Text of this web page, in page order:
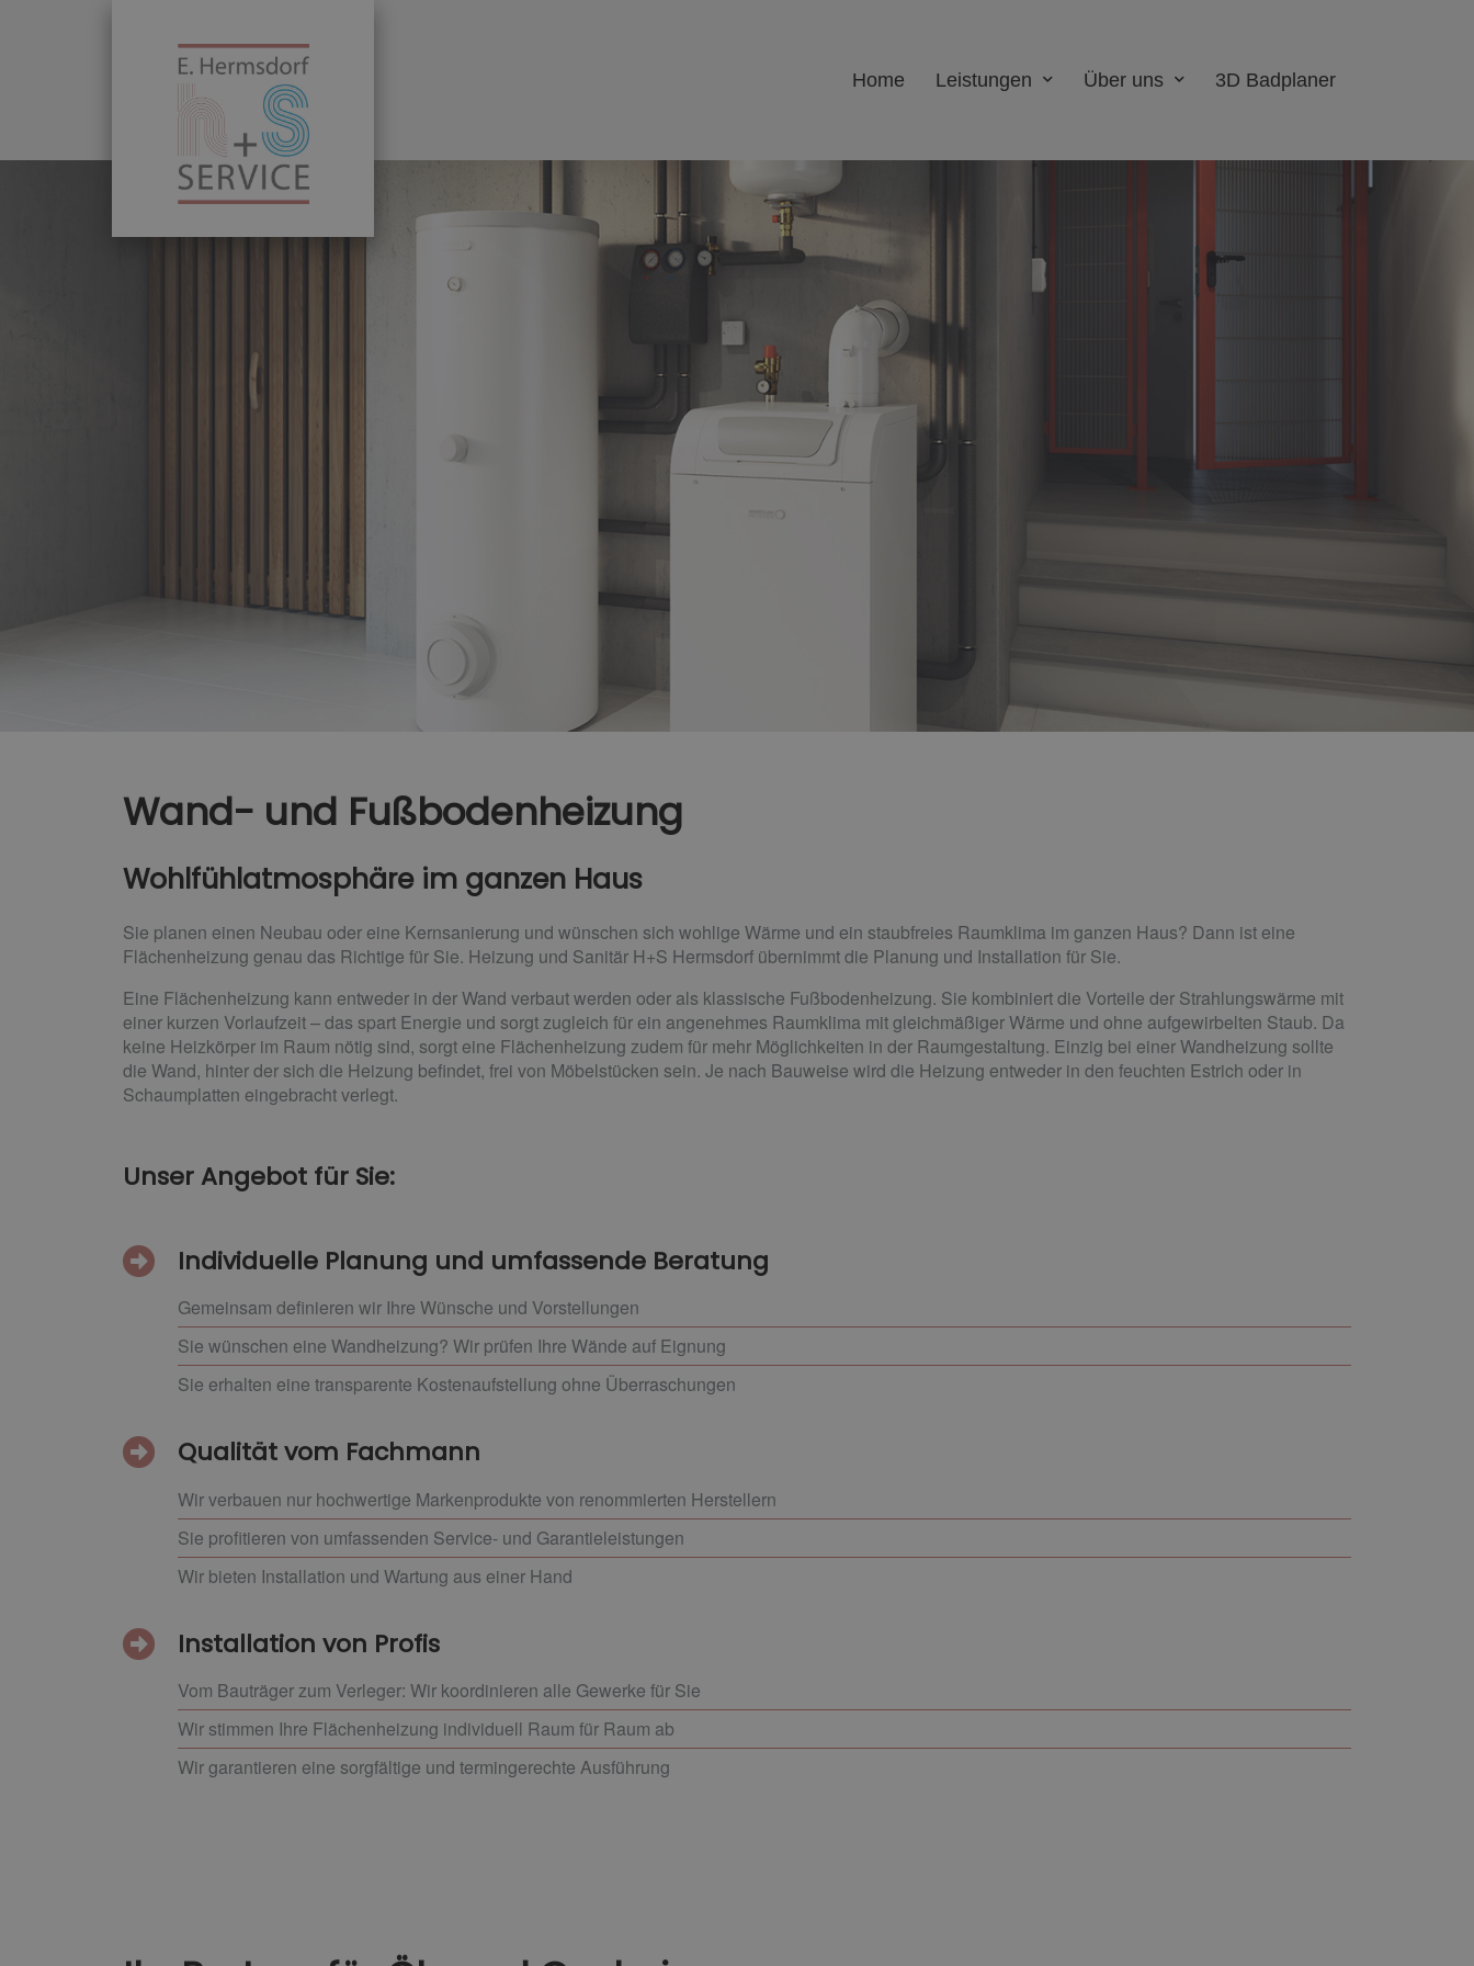
Home Leistungen Über uns 3D Badplaner
Wand- und Fußbodenheizung
Wohlfühlatmosphäre im ganzen Haus
Sie planen einen Neubau oder eine Kernsanierung und wünschen sich wohlige Wärme und ein staubfreies Raumklima im ganzen Haus? Dann ist eine
Flächenheizung genau das Richtige für Sie. Heizung und Sanitär H+S Hermsdorf übernimmt die Planung und Installation für Sie.
Eine Flächenheizung kann entweder in der Wand verbaut werden oder als klassische Fußbodenheizung. Sie kombiniert die Vorteile der Strahlungswärme mit
einer kurzen Vorlaufzeit – das spart Energie und sorgt zugleich für ein angenehmes Raumklima mit gleichmäßiger Wärme und ohne aufgewirbelten Staub. Da
keine Heizkörper im Raum nötig sind, sorgt eine Flächenheizung zudem für mehr Möglichkeiten in der Raumgestaltung. Einzig bei einer Wandheizung sollte
die Wand, hinter der sich die Heizung befindet, frei von Möbelstücken sein. Je nach Bauweise wird die Heizung entweder in den feuchten Estrich oder in
Schaumplatten eingebracht verlegt.
Unser Angebot für Sie:
Individuelle Planung und umfassende Beratung
Gemeinsam definieren wir Ihre Wünsche und Vorstellungen
Sie wünschen eine Wandheizung? Wir prüfen Ihre Wände auf Eignung
Sie erhalten eine transparente Kostenaufstellung ohne Überraschungen
Qualität vom Fachmann
Wir verbauen nur hochwertige Markenprodukte von renommierten Herstellern
Sie profitieren von umfassenden Service- und Garantieleistungen
Wir bieten Installation und Wartung aus einer Hand
Installation von Profis
Vom Bauträger zum Verleger: Wir koordinieren alle Gewerke für Sie
Wir stimmen Ihre Flächenheizung individuell Raum für Raum ab
Wir garantieren eine sorgfältige und termingerechte Ausführung